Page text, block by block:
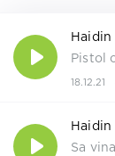
Haidin
Pistol
18.12.21
Haidin
Sa